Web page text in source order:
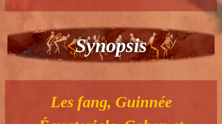
Synopsis
Les fang, Guinnée